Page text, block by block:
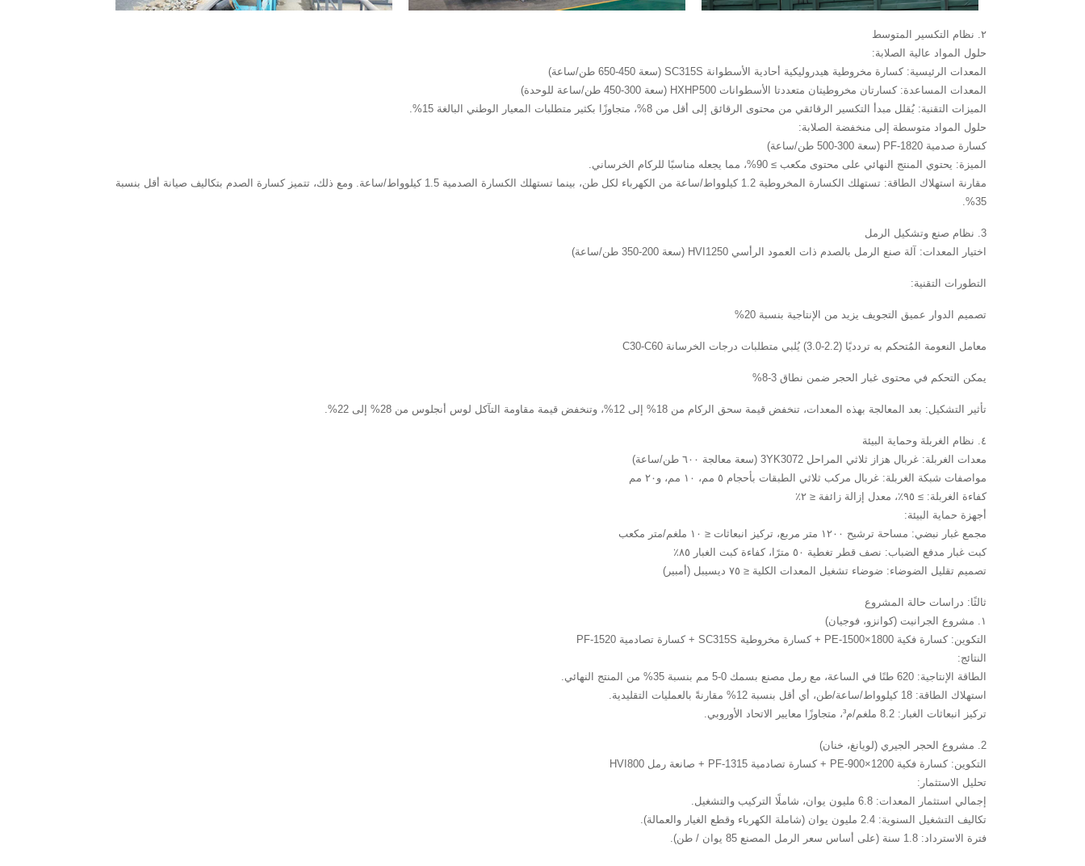
٢. نظام التكسير المتوسط
حلول المواد عالية الصلابة:
المعدات الرئيسية: كسارة مخروطية هيدروليكية أحادية الأسطوانة SC315S (سعة 450-650 طن/ساعة)
المعدات المساعدة: كسارتان مخروطيتان متعددتا الأسطوانات HXHP500 (سعة 300-450 طن/ساعة للوحدة)
الميزات التقنية: يُقلل مبدأ التكسير الرقائقي من محتوى الرقائق إلى أقل من 8%، متجاوزًا بكثير متطلبات المعيار الوطني البالغة 15%.
حلول المواد متوسطة إلى منخفضة الصلابة:
كسارة صدمية PF-1820 (سعة 300-500 طن/ساعة)
الميزة: يحتوي المنتج النهائي على محتوى مكعب ≥ 90%، مما يجعله مناسبًا للركام الخرساني.
مقارنة استهلاك الطاقة: تستهلك الكسارة المخروطية 1.2 كيلوواط/ساعة من الكهرباء لكل طن، بينما تستهلك الكسارة الصدمية 1.5 كيلوواط/ساعة. ومع ذلك، تتميز كسارة الصدم بتكاليف صيانة أقل بنسبة
35%.
3. نظام صنع وتشكيل الرمل
اختيار المعدات: آلة صنع الرمل بالصدم ذات العمود الرأسي HVI1250 (سعة 200-350 طن/ساعة)
التطورات التقنية:
تصميم الدوار عميق التجويف يزيد من الإنتاجية بنسبة 20%
معامل النعومة المُتحكم به تردديًا (2.2-3.0) يُلبي متطلبات درجات الخرسانة C30-C60
يمكن التحكم في محتوى غبار الحجر ضمن نطاق 3-8%
تأثير التشكيل: بعد المعالجة بهذه المعدات، تنخفض قيمة سحق الركام من 18% إلى 12%، وتنخفض قيمة مقاومة التآكل لوس أنجلوس من 28% إلى 22%.
٤. نظام الغربلة وحماية البيئة
معدات الغربلة: غربال هزاز ثلاثي المراحل 3YK3072 (سعة معالجة ٦٠٠ طن/ساعة)
مواصفات شبكة الغربلة: غربال مركب ثلاثي الطبقات بأحجام ٥ مم، ١٠ مم، و٢٠ مم
كفاءة الغربلة: ≥ ٩٥٪، معدل إزالة زائفة ≤ ٢٪
أجهزة حماية البيئة:
مجمع غبار نبضي: مساحة ترشيح ١٢٠٠ متر مربع، تركيز انبعاثات ≤ ١٠ ملغم/متر مكعب
كبت غبار مدفع الضباب: نصف قطر تغطية ٥٠ مترًا، كفاءة كبت الغبار ٨٥٪
تصميم تقليل الضوضاء: ضوضاء تشغيل المعدات الكلية ≤ ٧٥ ديسيبل (أمبير)
ثالثًا: دراسات حالة المشروع
‌١. مشروع الجرانيت (كوانزو، فوجيان)
التكوين: كسارة فكية PE-1500×1800 + كسارة مخروطية SC315S + كسارة تصادمية PF-1520
النتائج:
الطاقة الإنتاجية: 620 طنًا في الساعة، مع رمل مصنع بسمك 0-5 مم بنسبة 35% من المنتج النهائي.
استهلاك الطاقة: 18 كيلوواط/ساعة/طن، أي أقل بنسبة 12% مقارنةً بالعمليات التقليدية.
تركيز انبعاثات الغبار: 8.2 ملغم/م³، متجاوزًا معايير الاتحاد الأوروبي.
2. مشروع الحجر الجيري (لويانغ، خنان)
التكوين: كسارة فكية PE-900×1200 + كسارة تصادمية PF-1315 + صانعة رمل HVI800
تحليل الاستثمار:
إجمالي استثمار المعدات: 6.8 مليون يوان، شاملًا التركيب والتشغيل.
تكاليف التشغيل السنوية: 2.4 مليون يوان (شاملة الكهرباء وقطع الغيار والعمالة).
فترة الاسترداد: 1.8 سنة (على أساس سعر الرمل المصنع 85 يوان / طن).